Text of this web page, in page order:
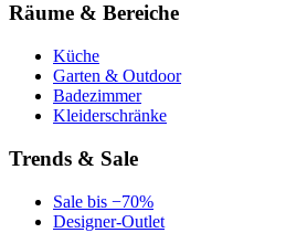
Räume & Bereiche
Küche
Garten & Outdoor
Badezimmer
Kleiderschränke
Trends & Sale
Sale bis −70%
Designer-Outlet